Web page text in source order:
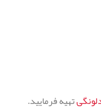
تهیه فرمایید.